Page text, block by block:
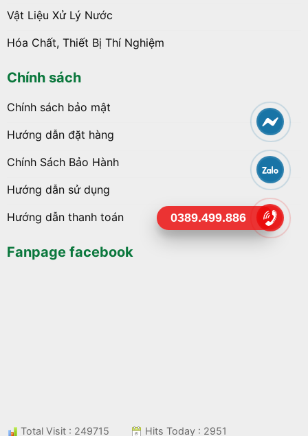
Vật Liệu Xử Lý Nước
Hóa Chất, Thiết Bị Thí Nghiệm
Chính sách
Chính sách bảo mật
Hướng dẫn đặt hàng
Chính Sách Bảo Hành
Hướng dẫn sử dụng
Hướng dẫn thanh toán
Fanpage facebook
Total Visit : 249715 Hits Today : 2951
0389.499.886